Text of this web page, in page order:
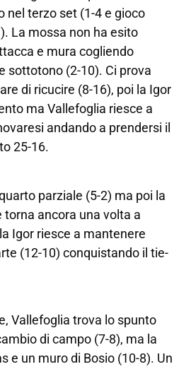
nel terzo set (1-4 e gioco
La mossa non ha esito
e mura cogliendo
sottotono (2-10). Ci prova
di ricucire (8-16), poi la Igor
ma Vallefoglia riesce a
andando a prendersi il
25-16.
parziale (5-2) ma poi la
ancora una volta a
Igor riesce a mantenere
(12-10) conquistando il tie-
Vallefoglia trova lo spunto
di campo (7-8), ma la
e un muro di Bosio (10-8). Un